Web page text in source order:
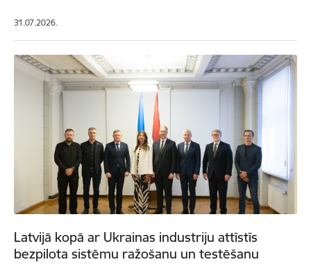
31.07.2026.
Latvijā kopā ar Ukrainas industriju attīstīs
bezpilota sistēmu ražošanu un testēšanu